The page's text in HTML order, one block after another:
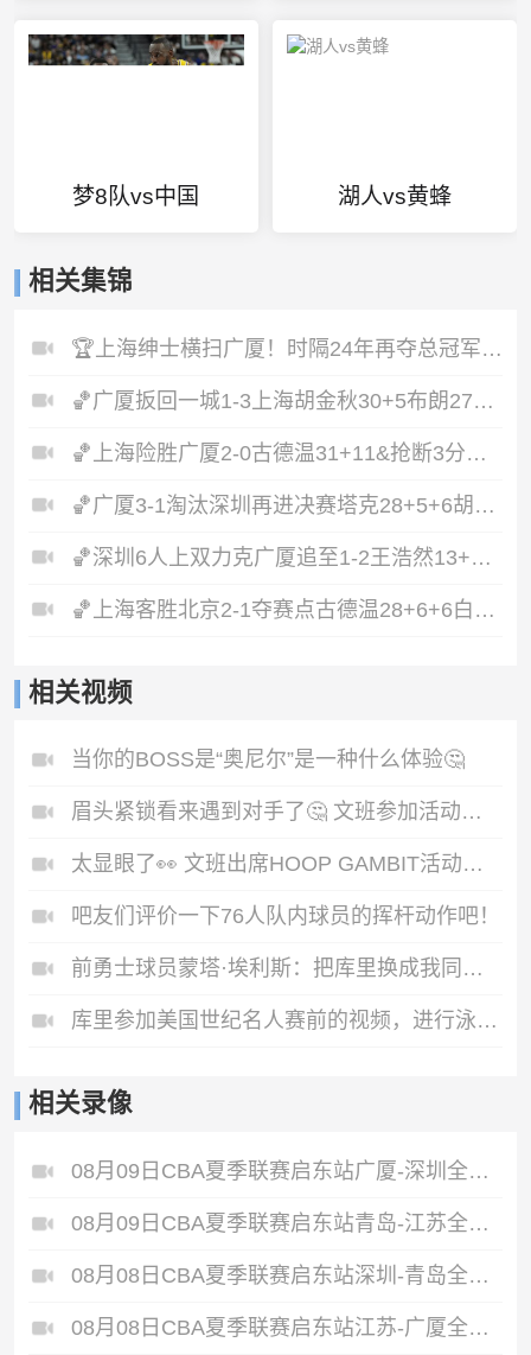
梦8队vs中国 湖人vs黄蜂
相关集锦
🏆上海绅士横扫广厦！时隔24年再夺总冠军！王哲林爆砍29+14！
🏀广厦扳回一城1-3上海胡金秋30+5布朗27+8古德温28+6+8
🏀上海险胜广厦2-0古德温31+11&抢断3分压哨绝杀布朗空砍50分
🏀广厦3-1淘汰深圳再进决赛塔克28+5+6胡金秋15+8贺希宁12分
🏀深圳6人上双力克广厦追至1-2王浩然13+5布朗32+5+5&6失误
🏀上海客胜北京2-1夺赛点古德温28+6+6白边18+11周琦7+8+4帽
相关视频
当你的BOSS是“奥尼尔”是一种什么体验🤔
眉头紧锁看来遇到对手了🤔 文班参加活动与小粉丝对弈！
太显眼了👀 文班出席HOOP GAMBIT活动第二天！
吧友们评价一下76人队内球员的挥杆动作吧！
前勇士球员蒙塔·埃利斯：把库里换成我同样能夺冠 ...
库里参加美国世纪名人赛前的视频，进行泳池训练🏊‍♂️
相关录像
08月09日CBA夏季联赛启东站广厦-深圳全场录像
08月09日CBA夏季联赛启东站青岛-江苏全场录像
08月08日CBA夏季联赛启东站深圳-青岛全场录像
08月08日CBA夏季联赛启东站江苏-广厦全场录像